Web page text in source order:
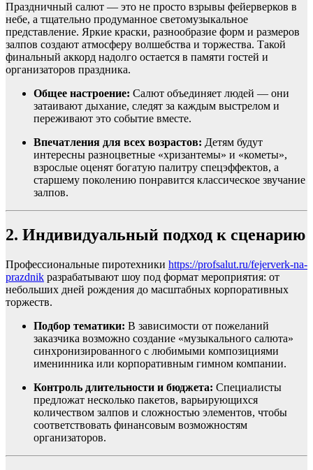
Праздничный салют — это не просто взрывы фейерверков в
небе, а тщательно продуманное светомузыкальное
представление. Яркие краски, разнообразие форм и размеров
залпов создают атмосферу волшебства и торжества. Такой
финальный аккорд надолго остается в памяти гостей и
организаторов праздника.
Общее настроение: Салют объединяет людей — они
затаивают дыхание, следят за каждым выстрелом и
переживают это событие вместе.
Впечатления для всех возрастов: Детям будут
интересны разноцветные «хризантемы» и «кометы»,
взрослые оценят богатую палитру спецэффектов, а
старшему поколению понравится классическое звучание
залпов.
2. Индивидуальный подход к сценарию
Профессиональные пиротехники https://profsalut.ru/fejerverk-na-
prazdnik разрабатывают шоу под формат мероприятия: от
небольших дней рождения до масштабных корпоративных
торжеств.
Подбор тематики: В зависимости от пожеланий
заказчика возможно создание «музыкального салюта»
синхронизированного с любимыми композициями
именинника или корпоративным гимном компании.
Контроль длительности и бюджета: Специалисты
предложат несколько пакетов, варьирующихся
количеством залпов и сложностью элементов, чтобы
соответствовать финансовым возможностям
организаторов.